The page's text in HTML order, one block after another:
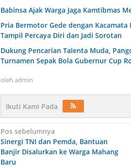
Babinsa Ajak Warga Jaga Kamtibmas
Pria Bermotor Gede dengan
Tampil Percaya Diri dan Jadi Sorotan
Dukung Pencarian Talenta Muda,
Turnamen Sepak Bola Gubernur Cup
oleh admin
Ikuti Kami Pada
Navigasi
pos
Pos sebelumnya
Sinergi TNI dan Pemda, Bantuan
Banjir Disalurkan ke Warga Mahang
Baru